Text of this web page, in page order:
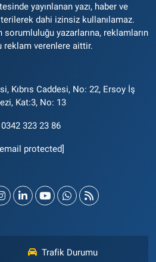
yayınlanan yazı, haber ve
dahi izinsiz kullanılamaz.
sorumluluğu yazarlarına, reklamların
reklam verenlere aittir.
Kıbrıs Caddesi, No: 22, Ersoy İş
Kat:3, No: 13
0342 323 23 86
protected]
Trafik Durumu